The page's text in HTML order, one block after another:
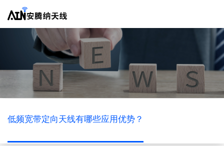
低频宽带定向天线有哪些应用优势？